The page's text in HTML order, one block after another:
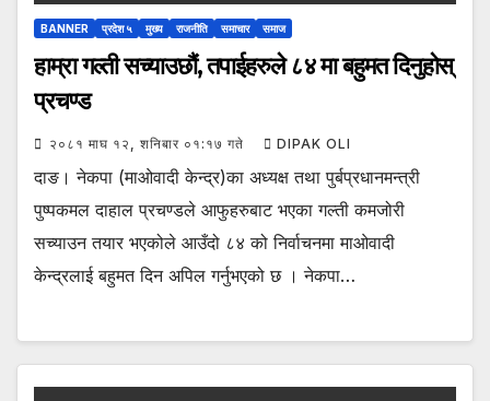
BANNER प्रदेश ५ मुख्य राजनीति समाचार समाज
हाम्रा गल्ती सच्याउछौं, तपाईहरुले ८४ मा बहुमत दिनुहोस्
प्रचण्ड
२०८१ माघ १२, शनिबार ०१:१७ गते DIPAK OLI
दाङ। नेकपा (माओवादी केन्द्र)का अध्यक्ष तथा पुर्बप्रधानमन्त्री
पुष्पकमल दाहाल प्रचण्डले आफुहरुबाट भएका गल्ती कमजोरी
सच्याउन तयार भएकोले आउँदो ८४ को निर्वाचनमा माओवादी
केन्द्रलाई बहुमत दिन अपिल गर्नुभएको छ । नेकपा…